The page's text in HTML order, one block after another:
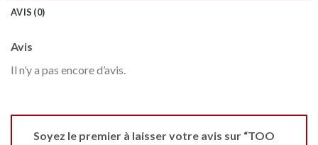
AVIS (0)
Avis
Il n’y a pas encore d’avis.
Soyez le premier à laisser votre avis sur “TOO